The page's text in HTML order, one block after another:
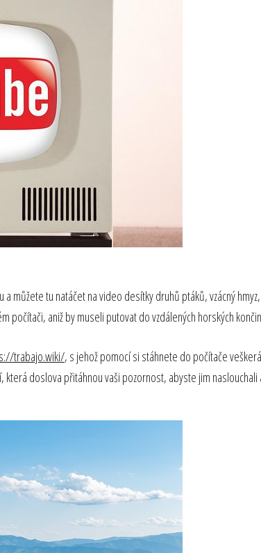
můžete tu natáčet na video desítky druhů ptáků, vzácný
aniž by museli putovat do vzdálených horských
trabajo.wiki/, s jehož pomocí si stáhnete do počítače
která doslova přitáhnou vaši pozornost, abyste jim